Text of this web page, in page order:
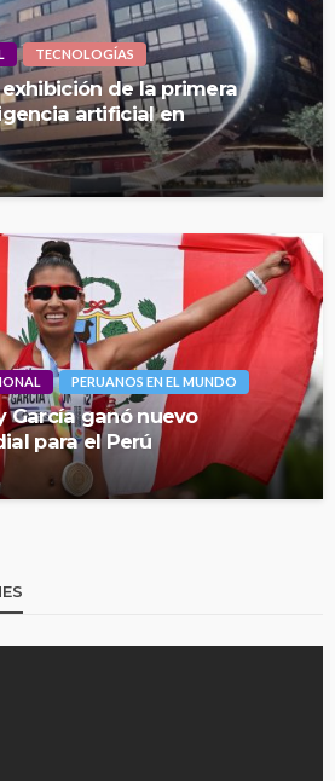
TECNOLOGÍAS
exhibición de la primera
artificial en
PERUANOS EN EL MUNDO
García ganó nuevo
para el Perú